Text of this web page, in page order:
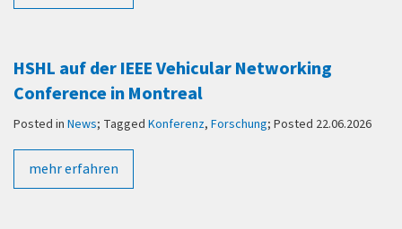
HSHL auf der IEEE Vehicular Networking
Conference in Montreal
Posted in News; Tagged Konferenz, Forschung; Posted 22.06.2026
mehr erfahren